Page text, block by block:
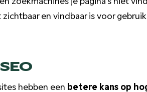
en vindbaar is voor
hebben een betere kans op